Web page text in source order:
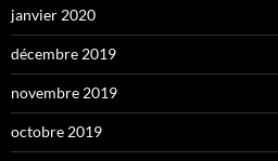
janvier 2020
décembre 2019
novembre 2019
octobre 2019